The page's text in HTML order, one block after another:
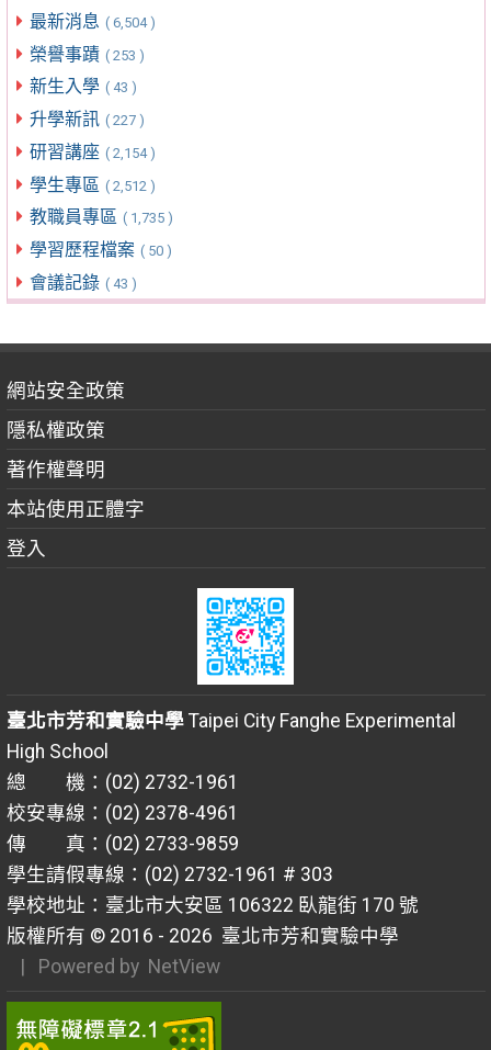
最新消息 ( 6,504 )
榮譽事蹟 ( 253 )
新生入學 ( 43 )
升學新訊 ( 227 )
研習講座 ( 2,154 )
學生專區 ( 2,512 )
教職員專區 ( 1,735 )
學習歷程檔案 ( 50 )
會議記錄 ( 43 )
網站安全政策
隱私權政策
著作權聲明
本站使用正體字
登入
臺北市芳和實驗中學Taipei City Fanghe Experimental
High School
總 機：(02) 2732-1961
校安專線：(02) 2378-4961
傳 真：(02) 2733-9859
學生請假專線：(02) 2732-1961 # 303
學校地址：臺北市大安區 106322 臥龍街 170 號
版權所有 © 2016 - 2026 臺北市芳和實驗中學
| Powered by NetView